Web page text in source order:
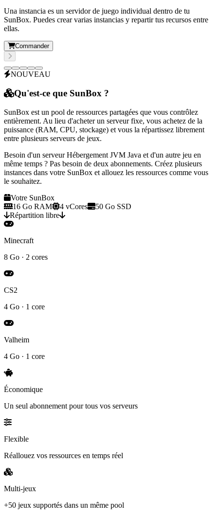
Una instancia es un servidor de juego individual dentro de tu
SunBox. Puedes crear varias instancias y repartir tus recursos entre
ellas.
Commander
NOUVEAU
Qu'est-ce que SunBox ?
SunBox est un pool de ressources partagées que vous contrôlez
entièrement. Au lieu d'acheter un serveur fixe, vous achetez de la
puissance (RAM, CPU, stockage) et vous la répartissez librement
entre plusieurs serveurs de jeux.
Besoin d'un serveurHébergement JVM Java et d'un autre jeu en
même temps ? Pas besoin de deux abonnements. Créez plusieurs
instances dans votre SunBox et allouez les ressources comme vous
le souhaitez.
Votre SunBox
16 Go RAM
4 vCores
50 Go SSD
Répartition libre
Minecraft
8 Go · 2 cores
CS2
4 Go · 1 core
Valheim
4 Go · 1 core
Économique
Un seul abonnement pour tous vos serveurs
Flexible
Réallouez vos ressources en temps réel
Multi-jeux
+50 jeux supportés dans un même pool